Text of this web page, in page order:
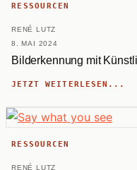
RESSOURCEN
RENÉ LUTZ
8. MAI 2024
Bilderkennung mit
JETZT WEITERLESEN...
RESSOURCEN
RENÉ LUTZ